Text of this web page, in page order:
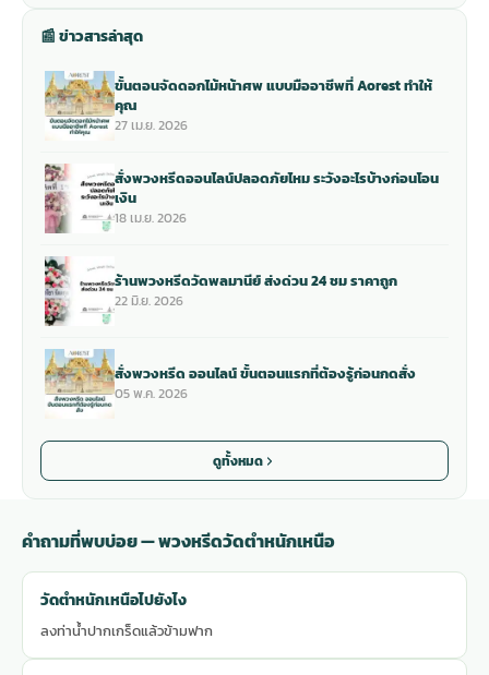
📰 ข่าวสารล่าสุด
ขั้นตอนจัดดอกไม้หน้าศพ แบบมืออาชีพที่ Aorest ทำให้
คุณ
27 เม.ย. 2026
สั่งพวงหรีดออนไลน์ปลอดภัยไหม ระวังอะไรบ้างก่อนโอน
เงิน
18 เม.ย. 2026
ร้านพวงหรีดวัดพลมานีย์ ส่งด่วน 24 ชม ราคาถูก
22 มิ.ย. 2026
สั่งพวงหรีด ออนไลน์ ขั้นตอนแรกที่ต้องรู้ก่อนกดสั่ง
05 พ.ค. 2026
ดูทั้งหมด
คำถามที่พบบ่อย — พวงหรีดวัดตำหนักเหนือ
วัดตำหนักเหนือไปยังไง
ลงท่าน้ำปากเกร็ดแล้วข้ามฟาก